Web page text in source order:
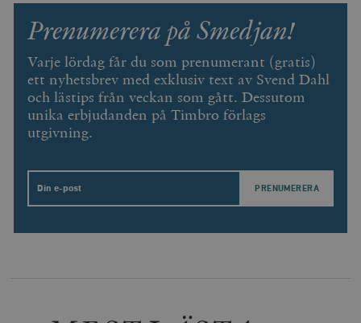
Prenumerera på Smedjan!
Varje lördag får du som prenumerant (gratis)
ett nyhetsbrev med exklusiv text av Svend Dahl
och lästips från veckan som gått. Dessutom
unika erbjudanden på Timbro förlags
utgivning.
Email